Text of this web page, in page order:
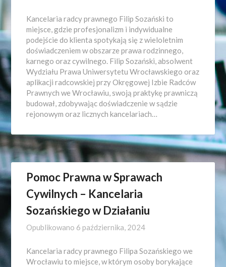
Kancelaria radcy prawnego Filip Sozański to
miejsce, gdzie profesjonalizm i indywidualne
podejście do klienta spotykają się z wieloletnim
doświadczeniem w obszarze prawa rodzinnego,
karnego oraz cywilnego. Filip Sozański, absolwent
Wydziału Prawa Uniwersytetu Wrocławskiego oraz
aplikacji radcowskiej przy Okręgowej Izbie Radców
Prawnych we Wrocławiu, swoją praktykę prawniczą
budował, zdobywając doświadczenie w sądzie
rejonowym oraz licznych kancelariach…
Pomoc Prawna w Sprawach
Cywilnych – Kancelaria
Sozańskiego w Działaniu
Opublikowano 6 października, 2024
Kancelaria radcy prawnego Filipa Sozańskiego we
Wrocławiu to miejsce, w którym osoby borykające